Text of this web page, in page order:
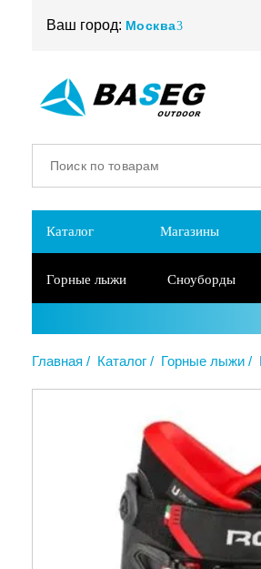
Ваш город: Москва
Каталог Магазины
Горные лыжи Сноуборды
Главная Каталог Горные лыжи